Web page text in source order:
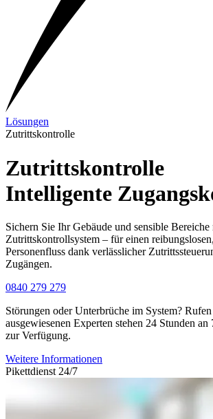
Lösungen
Zutrittskontrolle
Zutrittskontrolle
Intelligente
Sichern Sie Ihr Gebäude und sensible
Zutrittskontrollsystem – für einen
Personenfluss dank verlässlicher
Zugängen.
0840 279 279
Störungen oder Unterbrüche im System?
ausgewiesenen Experten stehen 24 Stunden an
zur Verfügung.
Weitere Informationen
Pikettdienst 24/7